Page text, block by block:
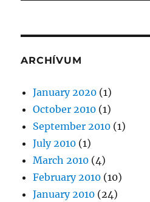
ARCHÍVUM
January 2020 (1)
October 2010 (1)
September 2010 (1)
July 2010 (1)
March 2010 (4)
February 2010 (10)
January 2010 (24)